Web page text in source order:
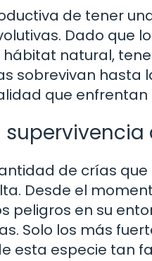
de tener
Dado que
natural,
sobrevivan hasta
que
de crías
Desde el
peligros en su
Solo los más
esta especie tan